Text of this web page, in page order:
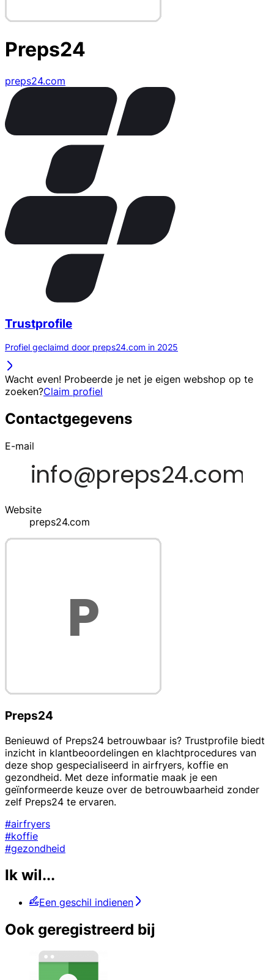
Preps24
preps24.com
Trustprofile
Profiel geclaimd door preps24.com in 2025
Wacht even! Probeerde je net je eigen webshop op te
zoeken?Claim profiel
Contactgegevens
E-mail
Website
preps24.com
Preps24
Benieuwd of Preps24 betrouwbaar is? Trustprofile biedt
inzicht in klantbeoordelingen en klachtprocedures van
deze shop gespecialiseerd in airfryers, koffie en
gezondheid. Met deze informatie maak je een
geïnformeerde keuze over de betrouwbaarheid zonder
zelf Preps24 te ervaren.
#airfryers
#koffie
#gezondheid
Ik wil...
Een geschil indienen
Ook geregistreerd bij